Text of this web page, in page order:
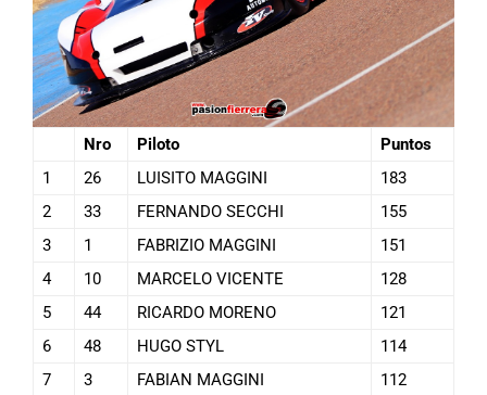
Nro Piloto
Puntos
1
26 LUISITO MAGGINI
183
2
33 FERNANDO SECCHI
155
3
1 FABRIZIO MAGGINI
151
4
10 MARCELO VICENTE
128
5
44 RICARDO MORENO
121
6
48 HUGO STYL
114
7
3 FABIAN MAGGINI
112